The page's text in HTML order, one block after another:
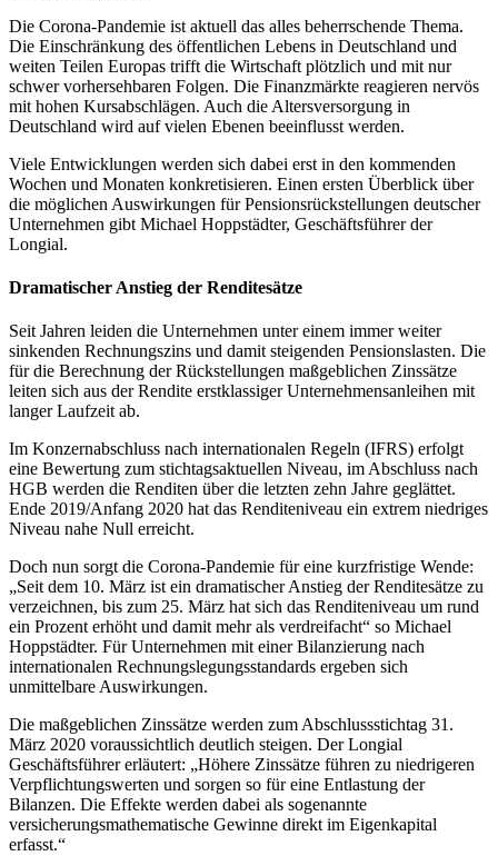
Die Corona-Pandemie ist aktuell das alles beherrschende Thema.
Die Einschränkung des öffentlichen Lebens in Deutschland und
weiten Teilen Europas trifft die Wirtschaft plötzlich und mit nur
schwer vorhersehbaren Folgen. Die Finanzmärkte reagieren nervös
mit hohen Kursabschlägen. Auch die Altersversorgung in
Deutschland wird auf vielen Ebenen beeinflusst werden.
Viele Entwicklungen werden sich dabei erst in den kommenden
Wochen und Monaten konkretisieren. Einen ersten Überblick über
die möglichen Auswirkungen für Pensionsrückstellungen deutscher
Unternehmen gibt Michael Hoppstädter, Geschäftsführer der
Longial.
Dramatischer Anstieg der Renditesätze
Seit Jahren leiden die Unternehmen unter einem immer weiter
sinkenden Rechnungszins und damit steigenden Pensionslasten. Die
für die Berechnung der Rückstellungen maßgeblichen Zinssätze
leiten sich aus der Rendite erstklassiger Unternehmensanleihen mit
langer Laufzeit ab.
Im Konzernabschluss nach internationalen Regeln (IFRS) erfolgt
eine Bewertung zum stichtagsaktuellen Niveau, im Abschluss nach
HGB werden die Renditen über die letzten zehn Jahre geglättet.
Ende 2019/Anfang 2020 hat das Renditeniveau ein extrem niedriges
Niveau nahe Null erreicht.
Doch nun sorgt die Corona-Pandemie für eine kurzfristige Wende:
„Seit dem 10. März ist ein dramatischer Anstieg der Renditesätze zu
verzeichnen, bis zum 25. März hat sich das Renditeniveau um rund
ein Prozent erhöht und damit mehr als verdreifacht“ so Michael
Hoppstädter. Für Unternehmen mit einer Bilanzierung nach
internationalen Rechnungslegungsstandards ergeben sich
unmittelbare Auswirkungen.
Die maßgeblichen Zinssätze werden zum Abschlussstichtag 31.
März 2020 voraussichtlich deutlich steigen. Der Longial
Geschäftsführer erläutert: „Höhere Zinssätze führen zu niedrigeren
Verpflichtungswerten und sorgen so für eine Entlastung der
Bilanzen. Die Effekte werden dabei als sogenannte
versicherungsmathematische Gewinne direkt im Eigenkapital
erfasst.“